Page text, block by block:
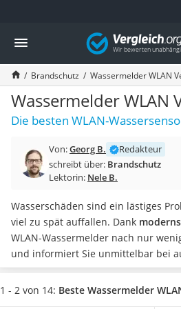
Die beliebtesten Vergleiche nach
Baumarkt
Tresor feuerfest
Makita-Akku-Rasenmäher
Kappsäge
Smartes Türschloss
Akku-Rasentrimmer
Feuchtigkeitsmessgerät
Split-Klimaanlage 2 Innengeräte
Pelletofen
Tiefbrunnenpumpe
Fliesenschneider
Hochdruckreiniger
Doppelschleifer
Überwachungskamera
Benzinrasenmäher mit Elektrostart
Vergleich
Brandschutz Wassermelder WLAN
Wassermelder WLAN
Die besten WLAN-
Von:Georg B.
Redakteur
schreibt über: Brandschutz
Lektorin: Nele B.
Wasserschäden sind ein lästiges
viel zu spät auffallen. Dank
WLAN-Wassermelder nach nur
und informiert Sie unmittelbar bei
Diverse Tests im Internet zeigen:
geht leicht von der Hand. Über Ihr
1 - 2 von 14: Beste Wassermelder